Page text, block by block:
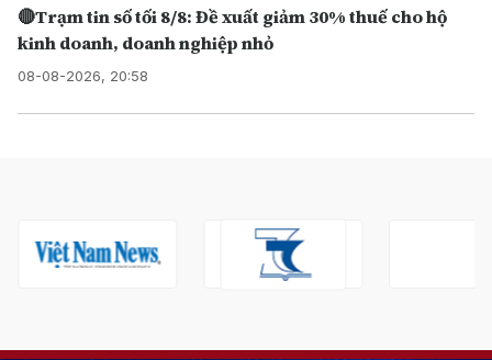
🔴Trạm tin số tối 8/8: Đề xuất giảm 30% thuế cho hộ
kinh doanh, doanh nghiệp nhỏ
08-08-2026, 20:58